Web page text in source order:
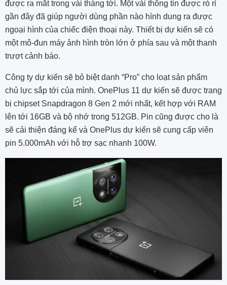
được ra mắt trong vài tháng tới. Một vài thông tin được rò rỉ
gần đây đã giúp người dùng phần nào hình dung ra được
ngoại hình của chiếc điện thoại này. Thiết bị dự kiến ​​sẽ có
một mô-đun máy ảnh hình tròn lớn ở phía sau và một thanh
trượt cảnh báo.
Công ty dự kiến ​​​​sẽ bỏ biệt danh “Pro” cho loạt sản phẩm
chủ lực sắp tới của mình. OnePlus 11 dự kiến ​​sẽ được trang
bị chipset Snapdragon 8 Gen 2 mới nhất, kết hợp với RAM
lên tới 16GB và bộ nhớ trong 512GB. Pin cũng được cho là
sẽ cải thiện đáng kể và OnePlus dự kiến ​​sẽ cung cấp viên
pin 5.000mAh với hỗ trợ sạc nhanh 100W.